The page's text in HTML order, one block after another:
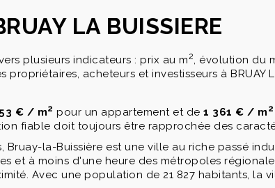
LA BUISSIERE
plusieurs indicateurs : prix au m2, évolution du
acheteurs et investisseurs à BRUAY
€ / m2 pour un appartement et de 1 361 € / m 2
fiable doit toujours être rapprochée des
la-Buissière est une ville au riche passé
et à moins d'une heure des métropoles
Avec une population de 21 827 habitants, la